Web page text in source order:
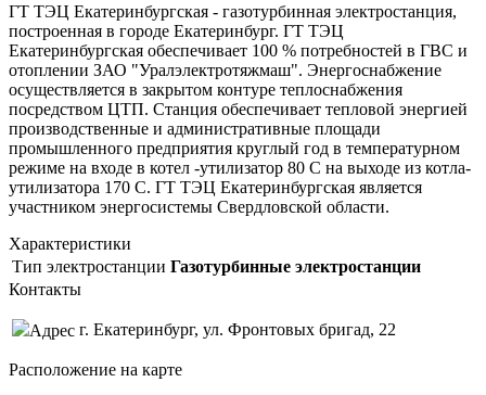
ГТ ТЭЦ Екатеринбургская - газотурбинная электростанция,
построенная в городе Екатеринбург. ГТ ТЭЦ
Екатеринбургская обеспечивает 100 % потребностей в ГВС и
отоплении ЗАО "Уралэлектротяжмаш". Энергоснабжение
осуществляется в закрытом контуре теплоснабжения
посредством ЦТП. Станция обеспечивает тепловой энергией
производственные и административные площади
промышленного предприятия круглый год в температурном
режиме на входе в котел -утилизатор 80 С на выходе из котла-
утилизатора 170 С. ГТ ТЭЦ Екатеринбургская является
участником энергосистемы Свердловской области.
Характеристики
Тип электростанции Газотурбинные электростанции
Контакты
Адрес г. Екатеринбург, ул. Фронтовых бригад, 22
Расположение на карте